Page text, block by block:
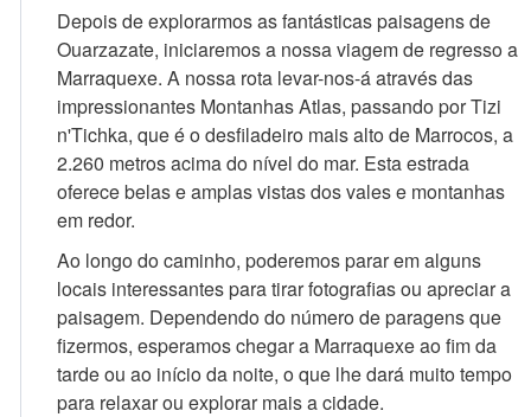
Depois de explorarmos as fantásticas paisagens de
Ouarzazate, iniciaremos a nossa viagem de regresso a
Marraquexe. A nossa rota levar-nos-á através das
impressionantes Montanhas Atlas, passando por Tizi
n'Tichka, que é o desfiladeiro mais alto de Marrocos, a
2.260 metros acima do nível do mar. Esta estrada
oferece belas e amplas vistas dos vales e montanhas
em redor.
Ao longo do caminho, poderemos parar em alguns
locais interessantes para tirar fotografias ou apreciar a
paisagem. Dependendo do número de paragens que
fizermos, esperamos chegar a Marraquexe ao fim da
tarde ou ao início da noite, o que lhe dará muito tempo
para relaxar ou explorar mais a cidade.